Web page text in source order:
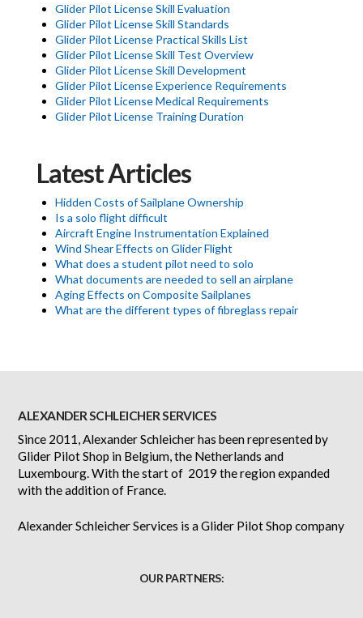
Glider Pilot License Skill Evaluation
Glider Pilot License Skill Standards
Glider Pilot License Practical Skills List
Glider Pilot License Skill Test Overview
Glider Pilot License Skill Development
Glider Pilot License Experience Requirements
Glider Pilot License Medical Requirements
Glider Pilot License Training Duration
Latest Articles
Hidden Costs of Sailplane Ownership
Is a solo flight difficult
Aircraft Engine Instrumentation Explained
Wind Shear Effects on Glider Flight
What does a student pilot need to solo
What documents are needed to sell an airplane
Aging Effects on Composite Sailplanes
What are the different types of fibreglass repair
ALEXANDER SCHLEICHER SERVICES
Since 2011, Alexander Schleicher has been represented by
Glider Pilot Shop in Belgium, the Netherlands and
Luxembourg. With the start of 2019 the region expanded
with the addition of France.
Alexander Schleicher Services is a Glider Pilot Shop company
OUR PARTNERS: